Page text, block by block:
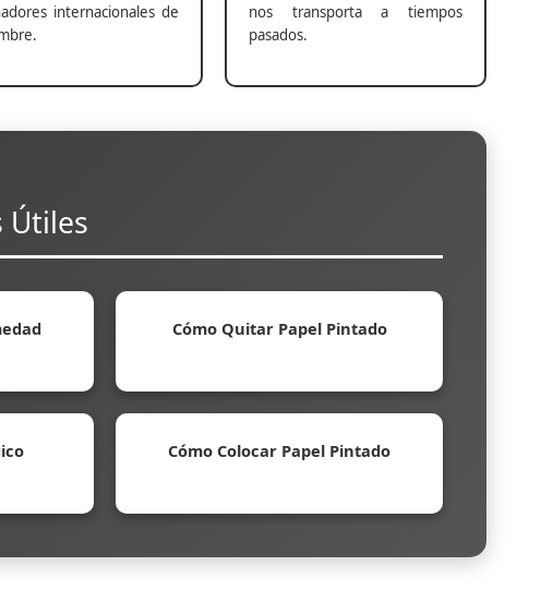
internacionales de
nos transporta a tiempos
pasados.
Útiles
Cómo Quitar Papel Pintado
Cómo Colocar Papel Pintado